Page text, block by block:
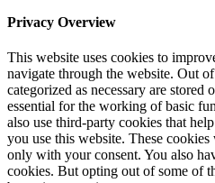
Privacy Overview
This website uses cookies to
navigate through the website. Out
categorized as necessary are stored
essential for the working of basic
also use third-party cookies that
you use this website. These
only with your consent. You also
cookies. But opting out of some of